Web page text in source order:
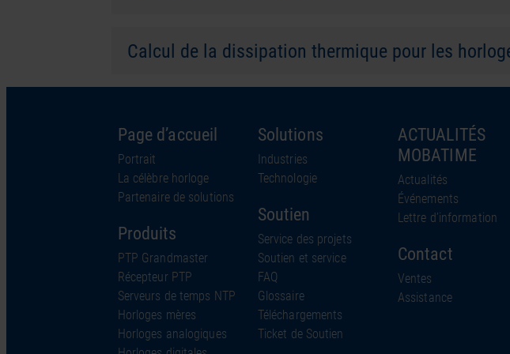
Calcul de la dissipation thermique pour les
Page d’accueil
Portrait
La célèbre horloge
Partenaire de solutions
Produits
PTP Grandmaster
Récepteur PTP
Serveurs de temps NTP
Horloges mères
Horloges analogiques
Solutions
Industries
Technologie
Soutien
Service des projets
Soutien et service
FAQ
Glossaire
Téléchargements
Ticket de Soutien
ACTUALITÉS
MOBATIME
Actualités
Événements
Lettre d’information
Contact
Ventes
Assistance